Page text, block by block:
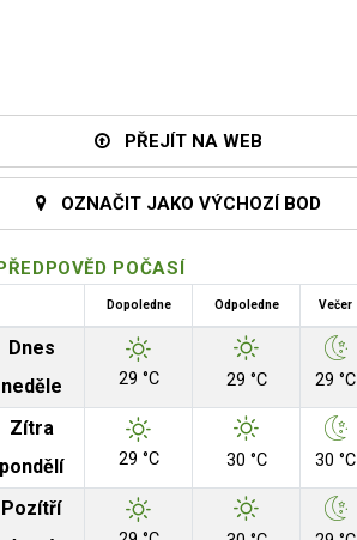
PŘEJÍT NA WEB
OZNAČIT JAKO VÝCHOZÍ BOD
POČASÍ
Dopoledne Odpoledne Večer
Dnes
neděle
29 °C 29 °C 29 °C
Zítra
pondělí
29 °C 30 °C 30 °C
Pozítří